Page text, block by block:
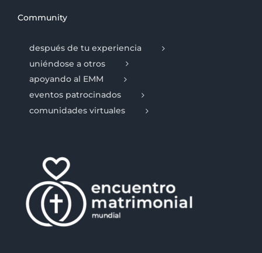
Community
después de tu experiencia
uniéndose a otros
apoyando al EMM
eventos patrocinados
comunidades virtuales